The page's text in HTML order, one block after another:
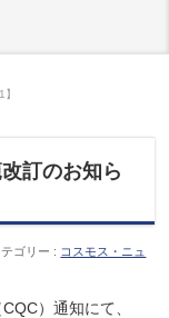
訂のお知ら
ゴリー : コスモス・ニュ
）通知にて、